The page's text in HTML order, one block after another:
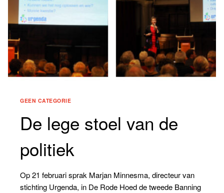
GEEN CATEGORIE
De lege stoel van de
politiek
Op 21 februari sprak Marjan Minnesma, directeur van
stichting Urgenda, in De Rode Hoed de tweede Banning